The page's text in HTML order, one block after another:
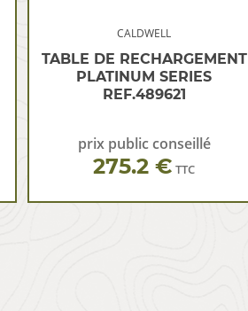
CALDWELL
TABLE DE RECHARGEMENT
PLATINUM SERIES
REF.489621
prix public conseillé
275.2 € TTC